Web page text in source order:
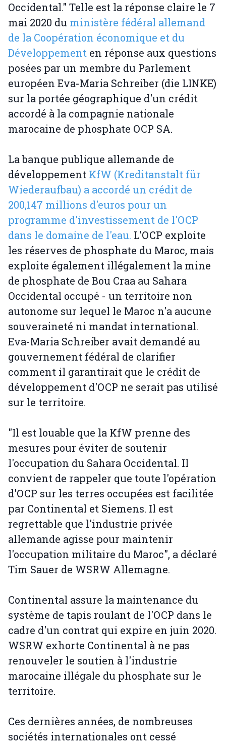
Occidental." Telle est la réponse claire le 7
mai 2020 du ministère fédéral allemand
de la Coopération économique et du
Développement en réponse aux questions
posées par un membre du Parlement
européen Eva-Maria Schreiber (die LINKE)
sur la portée géographique d'un crédit
accordé à la compagnie nationale
marocaine de phosphate OCP SA.
La banque publique allemande de
développement KfW (Kreditanstalt für
Wiederaufbau) a accordé un crédit de
200,147 millions d'euros pour un
programme d'investissement de l'OCP
dans le domaine de l'eau. L'OCP exploite
les réserves de phosphate du Maroc, mais
exploite également illégalement la mine
de phosphate de Bou Craa au Sahara
Occidental occupé - un territoire non
autonome sur lequel le Maroc n'a aucune
souveraineté ni mandat international.
Eva-Maria Schreiber avait demandé au
gouvernement fédéral de clarifier
comment il garantirait que le crédit de
développement d'OCP ne serait pas utilisé
sur le territoire.
"Il est louable que la KfW prenne des
mesures pour éviter de soutenir
l'occupation du Sahara Occidental. Il
convient de rappeler que toute l'opération
d'OCP sur les terres occupées est facilitée
par Continental et Siemens. Il est
regrettable que l'industrie privée
allemande agisse pour maintenir
l'occupation militaire du Maroc", a déclaré
Tim Sauer de WSRW Allemagne.
Continental assure la maintenance du
système de tapis roulant de l'OCP dans le
cadre d'un contrat qui expire en juin 2020.
WSRW exhorte Continental à ne pas
renouveler le soutien à l'industrie
marocaine illégale du phosphate sur le
territoire.
Ces dernières années, de nombreuses
sociétés internationales ont cessé